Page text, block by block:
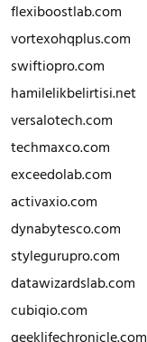
flexiboostlab.com
vortexohqplus.com
swiftiopro.com
hamilelikbelirtisi.net
versalotech.com
techmaxco.com
exceedolab.com
activaxio.com
dynabytesco.com
stylegurupro.com
datawizardslab.com
cubiqio.com
geeklifechronicle.com